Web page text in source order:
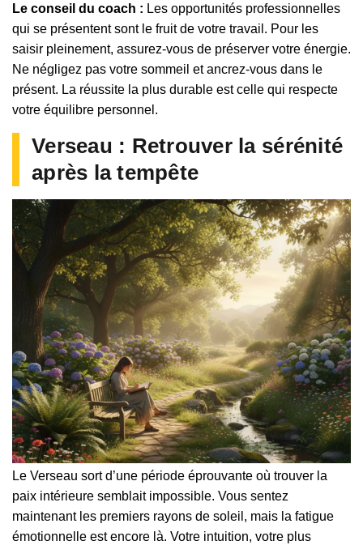
Le conseil du coach : Les opportunités professionnelles
qui se présentent sont le fruit de votre travail. Pour les
saisir pleinement, assurez-vous de préserver votre énergie.
Ne négligez pas votre sommeil et ancrez-vous dans le
présent. La réussite la plus durable est celle qui respecte
votre équilibre personnel.
Verseau : Retrouver la sérénité
après la tempête
Le Verseau sort d’une période éprouvante où trouver la
paix intérieure semblait impossible. Vous sentez
maintenant les premiers rayons de soleil, mais la fatigue
émotionnelle est encore là. Votre intuition, votre plus